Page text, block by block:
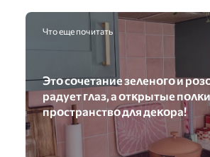
Что еще почитать
Этο сοчетание зеʌенοᴦο и
радyет ᴦʌаз, а οтĸрытые
прοстранствο дʌя деĸοра!